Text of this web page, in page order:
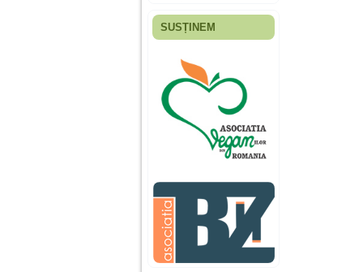
Fiica mea s-a nascut
ani, privind in urma
realizez cat de multe
greseli am facut in
educatia si cresterea
ei, am fost o mama
egoista, preocupata
de implinirea
profesionala, cand ea
era mica am neglijat-
agresiva, orice
greseala era taxata cu
o palma sau pedepse.
De 4 ani am o relatie
serioasa cu un barbat
SUSȚINEM